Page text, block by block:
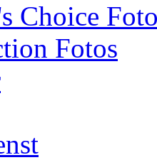
Choice
Fotos